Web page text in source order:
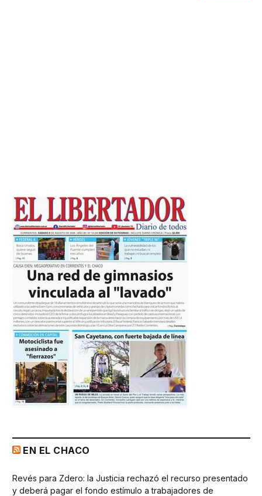
EN EL CHACO
Revés para Zdero: la Justicia rechazó el recurso presentado
y deberá pagar el fondo estímulo a trabajadores de